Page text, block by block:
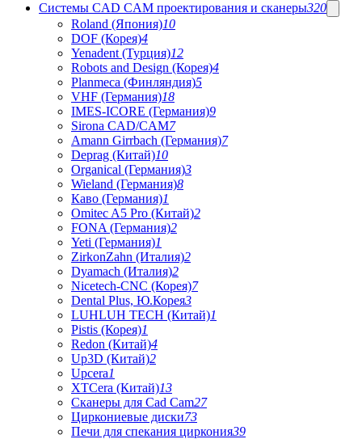
Системы CAD CAM проектирования и сканеры320
Roland (Япония)10
DOF (Корея)4
Yenadent (Турция)12
Robots and Design (Корея)4
Planmeca (Финляндия)5
VHF (Германия)18
IMES-ICORE (Германия)9
Sirona CAD/CAM7
Amann Girrbach (Германия)7
Deprag (Китай)10
Organical (Германия)3
Wieland (Германия)8
Каво (Германия)1
Omitec A5 Pro (Китай)2
FONA (Германия)2
Yeti (Германия)1
ZirkonZahn (Италия)2
Dyamach (Италия)2
Nicetech-CNC (Корея)7
Dental Plus, Ю.Корея3
LUHLUH TECH (Китай)1
Pistis (Корея)1
Redon (Китай)4
Up3D (Китай)2
Upcera1
XTCera (Китай)13
Сканеры для Cad Cam27
Циркониевые диски73
Печи для спекания циркония39